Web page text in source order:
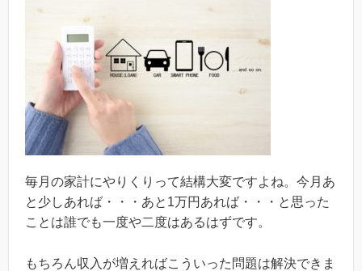
毎月の家計にやりくりって結構大変ですよね。今月あ
と少しあれば・・・あと1万円あれば・・・と思った
ことは誰でも一度や二度はあるはずです。
もちろん収入が増えればこういった問題は解決できま